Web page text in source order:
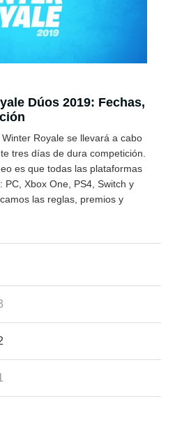
Dúos 2019: Fechas,
Royale se llevará a cabo
tres días de dura competición.
es que todas las plataformas
Xbox One, PS4, Switch y
las reglas, premios y